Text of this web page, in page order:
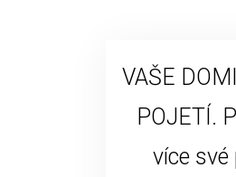
VAŠE
POJETÍ.
více své